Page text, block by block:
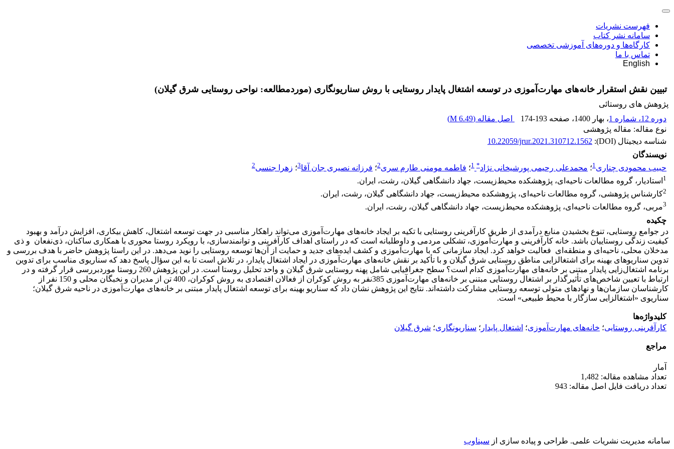
فهرست نشریات
سامانه نشر کتاب
کارگاه‌ها و دوره‌های آموزشی تخصصی
تماس با ما
English
تبیین نقش استقرار خانه‌های مهارت‌آموزی در توسعه اشتغال پایدار روستایی با روش سناریونگاری (موردمطالعه: نواحی روستایی شرق گیلان)
پژوهش های روستائی
دوره 12، شماره 1
، بهار 1400 ، صفحه 174-193 اصل مقاله (6.49 M
)
نوع مقاله: مقاله پژوهشی
شناسه دیجیتال (DOI):
10.22059/jrur.2021.310712.1562
نویسندگان
حبیب محمودی چناری1؛ محمدعلی رحیمی پورشیخانی نژاد*
1؛ فاطمه مومنی طارم سری2؛ فرزانه نصیری جان آقا3؛ زهرا جنسی2
1 استادیار، گروه مطالعات ناحیه‌ای، پژوهشکده محیط‌زیست، جهاد دانشگاهی گیلان، رشت، ایران.
2کارشناس پژوهشی، گروه مطالعات ناحیه‌ای، پژوهشکده محیط‌زیست، جهاد دانشگاهی گیلان، رشت، ایران.
3مربی، گروه مطالعات ناحیه‌ای، پژوهشکده محیط‌زیست، جهاد دانشگاهی گیلان، رشت، ایران.
چکیده
در جوامع روستایی، تنوع بخشیدن منابع درآمدی از طریق کارآفرینی روستایی با تکیه بر ایجاد خانه‌های مهارت‌آموزی می‌تواند راهکار مناسبی در جهت توسعه اشتغال، کاهش بیکاری، افزایش درآمد و بهبود
کیفیت زندگی روستاییان باشد. خانه کارآفرینی و مهارت‌آموزی، تشکلی مردمی و داوطلبانه است که در راستای اهداف کارآفرینی و توانمندسازی، با رویکرد روستا محوری با همکاری ساکنان، ذی‌نفعان و ذی
مدخلان محلی، ناحیه‌ای و منطقه‌ای فعالیت خواهد کرد. ایجاد سازمانی که با مهارت‌آموزی و کشف ایده‌های جدید و حمایت از آن‌ها توسعه روستایی را نوید می‌دهد. در این راستا پژوهش حاضر با هدف بررسی و
تدوین سناریوهای بهینه برای اشتغالزایی مناطق روستایی شرق گیلان و با تأکید بر نقش خانه‌های مهارت‌آموزی در ایجاد اشتغال پایدار، در تلاش است تا به این سؤال پاسخ دهد که سناریوی مناسب برای تدوین
برنامه اشتغال‌زایی پایدار مبتنی بر خانه‌های مهارت‌آموزی کدام است؟ سطح جغرافیایی شامل پهنه روستایی شرق گیلان و واحد تحلیل روستا است. در این پژوهش 260 روستا موردبررسی قرار گرفته و در
ارتباط با تعیین شاخص‌های تأثیرگذار بر اشتغال روستایی مبتنی بر خانه‌های مهارت‌آموزی 385نفر به روش کوکران از فعالان اقتصادی به روش کوکران، 400 تن از مدیران و نخبگان محلی و 150 نفر از
کارشناسان سازمان‌ها و نهادهای متولی توسعه روستایی مشارکت داشته‌اند. نتایج این پژوهش نشان داد که سناریو بهینه برای توسعه اشتغال پایدار مبتنی بر خانه‌های مهارت‌آموزی در ناحیه شرق گیلان؛
سناریوی «اشتغالزایی سازگار با محیط طبیعی» است.
کلیدواژه‌ها
کارآفرینی روستایی؛ خانه‌های مهارت‌آموزی؛ اشتغال پایدار ؛ سناریونگاری؛ شرق گیلان
مراجع
آمار
تعداد مشاهده مقاله: 1,482
تعداد دریافت فایل اصل مقاله: 943
سامانه مدیریت نشریات علمی. طراحی و پیاده سازی از سیناوب